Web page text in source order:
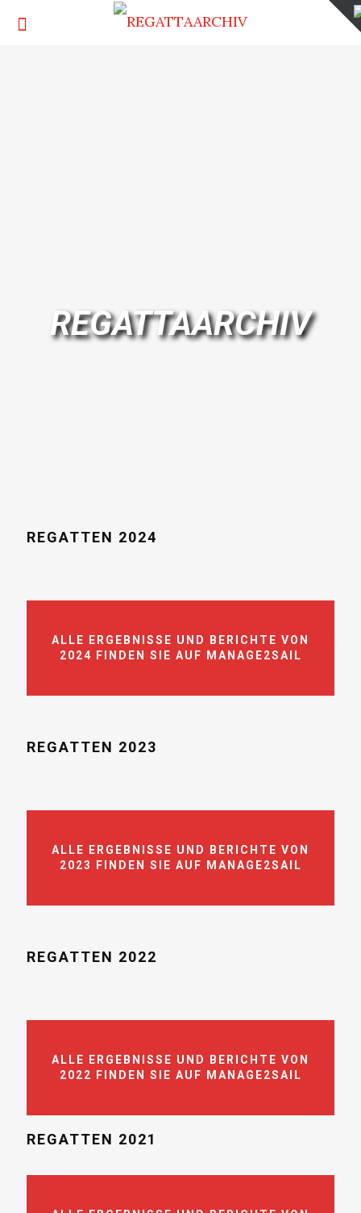
REGATTAARCHIV
REGATTEN 2024
ALLE ERGEBNISSE UND BERICHTE VON
2024 FINDEN SIE AUF MANAGE2SAIL
REGATTEN 2023
ALLE ERGEBNISSE UND BERICHTE VON
2023 FINDEN SIE AUF MANAGE2SAIL
REGATTEN 2022
ALLE ERGEBNISSE UND BERICHTE VON
2022 FINDEN SIE AUF MANAGE2SAIL
REGATTEN 2021